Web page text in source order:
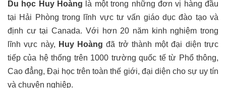
Du học Huy Hoàng là một trong những đơn vị hàng đầu
tại Hải Phòng trong lĩnh vực tư vấn giáo dục đào tạo và
định cư tại Canada. Với hơn 20 năm kinh nghiệm trong
lĩnh vực này, Huy Hoàngđã trở thành một đại diện trực
tiếp của hệ thống trên 1000 trường quốc tế từ Phổ thông,
Cao đẳng, Đại học trên toàn thế giới, đại diện cho sự uy tín
và chuyên nghiệp.